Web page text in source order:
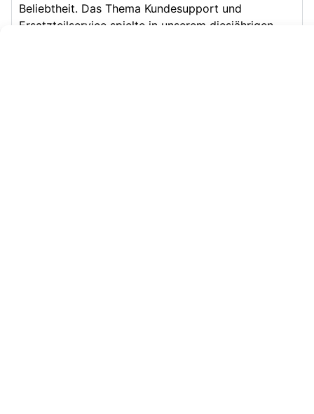
Beliebtheit. Das Thema Kundesupport und
Ersatzteilservice spielte in unserem diesjährigen